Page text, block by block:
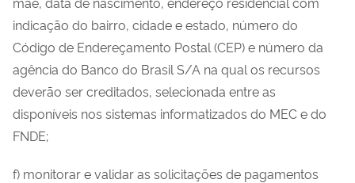
indicação do bairro, cidade e estado, número do
Código de Endereçamento Postal (CEP) e número da
agência do Banco do Brasil S/A na qual os recursos
deverão ser creditados, selecionada entre as
disponíveis nos sistemas informatizados do MEC e do
FNDE;
f) monitorar e validar as solicitações de pagamentos